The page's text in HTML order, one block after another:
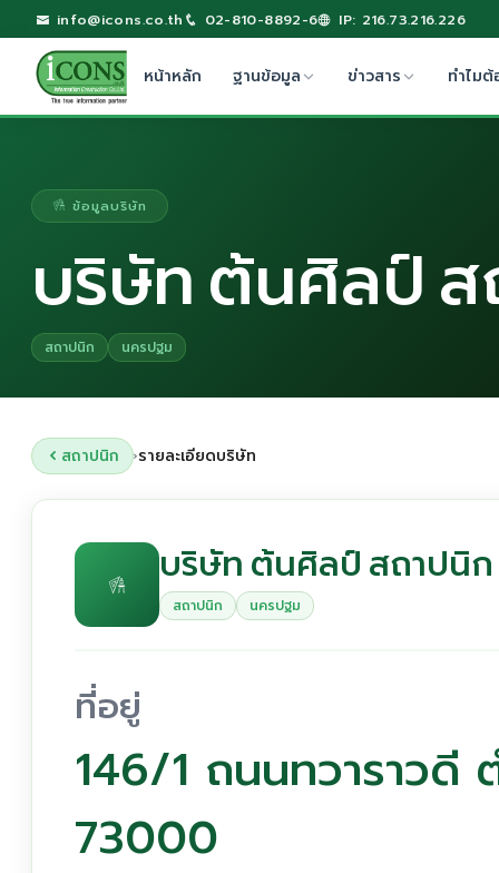
info@icons.co.th 02-810-8892-6 IP: 216.73.216.226
หน้าหลัก ฐานข้อมูล ข่าวสาร ทำไมต้
ข้อมูลบริษัท
บริษัท ต้นศิลป์ ส
สถาปนิก นครปฐม
สถาปนิก ›รายละเอียดบริษัท
บริษัท ต้นศิลป์ สถาปนิก
สถาปนิก นครปฐม
ที่อยู่
146/1 ถนนทวาราวดี
73000